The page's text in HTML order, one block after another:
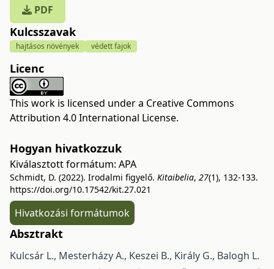
PDF
Kulcsszavak
hajtásos növények védett fajok
Licenc
This work is licensed under a Creative Commons
Attribution 4.0 International License.
Hogyan hivatkozzuk
Kiválasztott formátum: APA
Schmidt, D. (2022). Irodalmi figyelő. Kitaibelia, 27(1), 132-133.
https://doi.org/10.17542/kit.27.021
Hivatkozási formátumok
Absztrakt
Kulcsár L., Mesterházy A., Keszei B., Király G., Balogh L.